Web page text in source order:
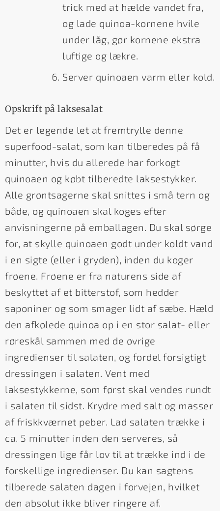
trick med at hælde vandet fra,
og lade quinoa-kornene hvile
under låg, gør kornene ekstra
luftige og lækre.
Server quinoaen varm eller kold.
Opskrift på laksesalat
Det er legende let at fremtrylle denne
superfood-salat, som kan tilberedes på få
minutter, hvis du allerede har forkogt
quinoaen og købt tilberedte laksestykker.
Alle grøntsagerne skal snittes i små tern og
både, og quinoaen skal koges efter
anvisningerne på emballagen. Du skal sørge
for, at skylle quinoaen godt under koldt vand
i en sigte (eller i gryden), inden du koger
frøene. Frøene er fra naturens side af
beskyttet af et bitterstof, som hedder
saponiner og som smager lidt af sæbe. Hæld
den afkølede quinoa op i en stor salat- eller
røreskål sammen med de øvrige
ingredienser til salaten, og fordel forsigtigt
dressingen i salaten. Vent med
laksestykkerne, som først skal vendes rundt
i salaten til sidst. Krydre med salt og masser
af friskkværnet peber. Lad salaten trække i
ca. 5 minutter inden den serveres, så
dressingen lige får lov til at trække ind i de
forskellige ingredienser. Du kan sagtens
tilberede salaten dagen i forvejen, hvilket
den absolut ikke bliver ringere af.